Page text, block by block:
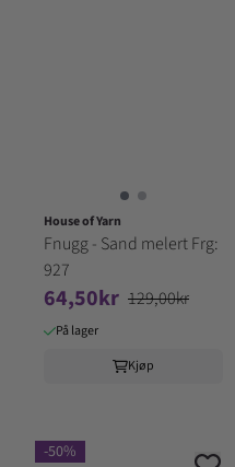
House of Yarn
Fnugg - Sand melert Frg:
927
64,50kr 129,00kr
På lager
Kjøp
-50%